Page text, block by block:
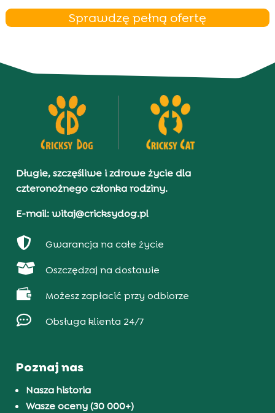
Sprawdzę pełną ofertę
Długie, szczęśliwe i zdrowe życie dla
czteronożnego członka rodziny.
E-mail: witaj@cricksydog.pl
 Gwarancja na całe życie
 Oszczędzaj na dostawie
 Możesz zapłacić przy odbiorze
 Obsługa klienta 24/7
Poznaj nas
Nasza historia
Wasze oceny (30 000+)